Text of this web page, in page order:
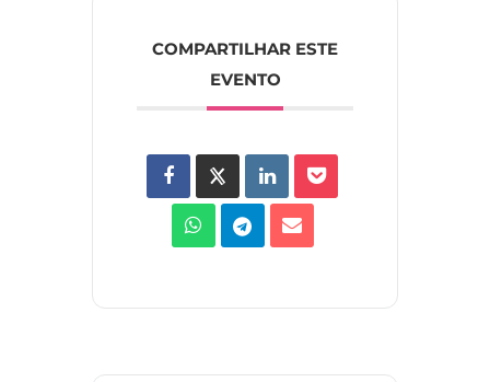
COMPARTILHAR ESTE
EVENTO